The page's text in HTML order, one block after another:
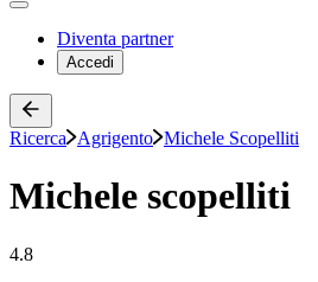
Diventa partner
Accedi
Ricerca Agrigento Michele Scopelliti
Michele scopelliti
4.8